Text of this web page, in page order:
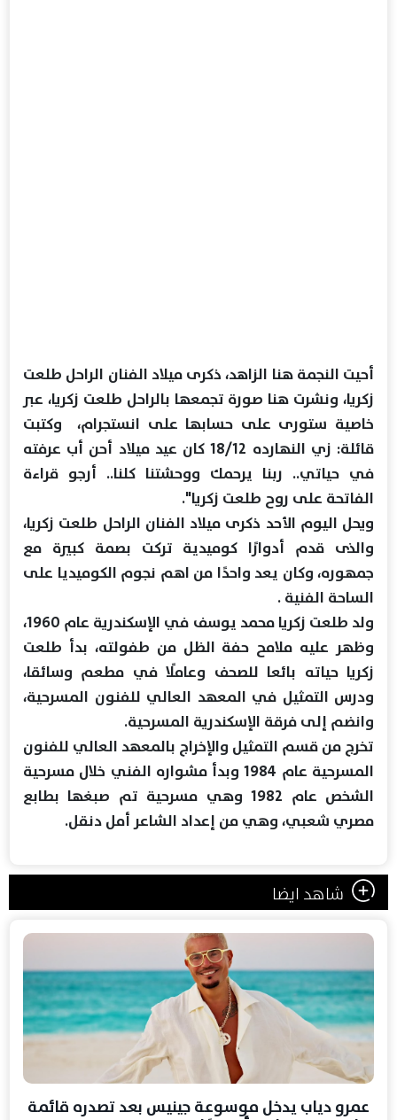
أحيت النجمة هنا الزاهد، ذكرى ميلاد الفنان الراحل طلعت
زكريا، ونشرت هنا صورة تجمعها بالراحل طلعت زكريا، عبر
خاصية ستورى على حسابها على انستجرام، وكتبت
قائلة: زي النهارده 18/12 كان عيد ميلاد أحن أب عرفته
في حياتي.. ربنا يرحمك ووحشتنا كلنا.. أرجو قراءة
الفاتحة على روح طلعت زكريا".
ويحل اليوم الأحد ذكرى ميلاد الفنان الراحل طلعت زكريا،
والذى قدم أدوارًا كوميدية تركت بصمة كبيرة مع
جمهوره، وكان يعد واحدًا من اهم نجوم الكوميديا على
الساحة الفنية .
ولد طلعت زكريا محمد يوسف في الإسكندرية عام 1960،
وظهر عليه ملامح حفة الظل من طفولته، بدأ طلعت
زكريا حياته بائعا للصحف وعاملًا في مطعم وسائقا،
ودرس التمثيل في المعهد العالي للفنون المسرحية،
وانضم إلى فرقة الإسكندرية المسرحية.
تخرج من قسم التمثيل والإخراج بالمعهد العالي للفنون
المسرحية عام 1984 وبدأ مشواره الفني خلال مسرحية
الشخص عام 1982 وهي مسرحية تم صبغها بطابع
مصري شعبي، وهي من إعداد الشاعر أمل دنقل.
شاهد ايضا
عمرو دياب يدخل موسوعة جينيس بعد تصدره قائمة